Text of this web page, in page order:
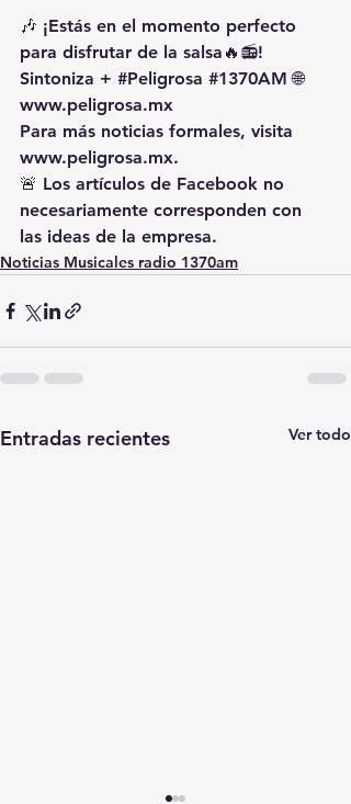
🎶 ¡Estás en el momento perfecto
para disfrutar de la salsa🔥📻!
Sintoniza + #Peligrosa #1370AM 🌐
www.peligrosa.mx
Para más noticias formales, visita
www.peligrosa.mx.
🚨 Los artículos de Facebook no
necesariamente corresponden con
las ideas de la empresa.
Noticias Musicales radio 1370am
Entradas recientes Ver todo